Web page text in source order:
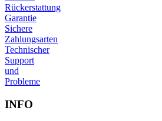
Rückerstattung
Garantie
Sichere
Zahlungsarten
Technischer
Support
und
Probleme
INFO